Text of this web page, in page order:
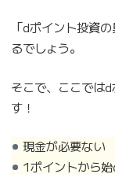
「dポイント投資
るでしょう。
そこで、ここでは
す！
現金が必要ない
1ポイントから